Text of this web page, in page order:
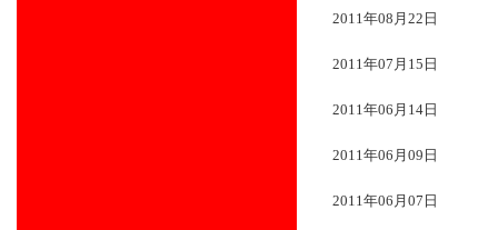
2011年08月22日
2011年07月15日
2011年06月14日
2011年06月09日
2011年06月07日